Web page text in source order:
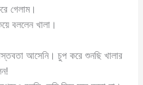
গেলাম।
বললেন খালা।
আসেনি। চুপ করে শুনছি খালার